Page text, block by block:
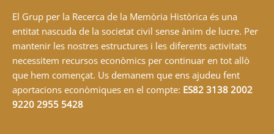
El Grup per la Recerca de la Memòria Històrica és una
entitat nascuda de la societat civil sense ànim de lucre. Per
mantenir les nostres estructures i les diferents activitats
necessitem recursos econòmics per continuar en tot allò
que hem començat. Us demanem que ens ajudeu fent
aportacions econòmiques en el compte: ES82 3138 2002
9220 2955 5428